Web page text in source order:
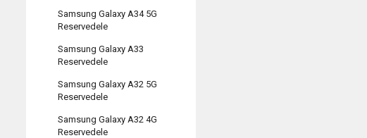
Samsung Galaxy A34 5G
Reservedele
Samsung Galaxy A33
Reservedele
Samsung Galaxy A32 5G
Reservedele
Samsung Galaxy A32 4G
Reservedele